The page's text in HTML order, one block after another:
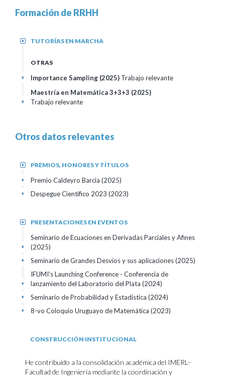
Formación de RRHH
TUTORÍAS EN MARCHA
+
OTRAS
Importance Sampling (2025) Trabajo relevante
+
Maestría en Matemática 3+3+3 (2025)
Trabajo relevante
+
Otros datos relevantes
PREMIOS, HONORES Y TÍTULOS
+
Premio Caldeyro Barcia (2025)
+
Despegue Científico 2023 (2023)
+
PRESENTACIONES EN EVENTOS
+
Seminario de Ecuaciones en Derivadas Parciales y Afines
(2025)
+
Seminario de Grandes Desvíos y sus aplicaciones(2025)
+
IFUMI's Launching Conference - Conferencia de
lanzamiento del Laboratorio del Plata (2024)
+
Seminario de Probabilidad y Estadística (2024)
+
8-vo Coloquio Uruguayo de Matemática (2023)
+
CONSTRUCCIÓN INSTITUCIONAL
He contribuido a la consolidación académica del IMERL–
Facultad de Ingeniería mediante la coordinación y